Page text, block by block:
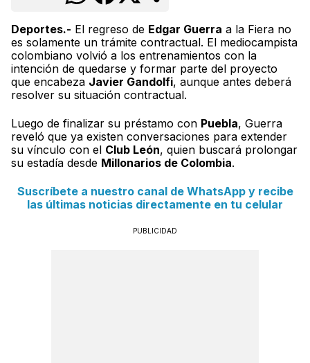
Deportes.- El regreso de Edgar Guerra a la Fiera no
es solamente un trámite contractual. El mediocampista
colombiano volvió a los entrenamientos con la
intención de quedarse y formar parte del proyecto
que encabeza Javier Gandolfi, aunque antes deberá
resolver su situación contractual.
Luego de finalizar su préstamo con Puebla, Guerra
reveló que ya existen conversaciones para extender
su vínculo con el Club León, quien buscará prolongar
su estadía desde Millonarios de Colombia.
Suscríbete a nuestro canal de WhatsApp y recibe
las últimas noticias directamente en tu celular
PUBLICIDAD